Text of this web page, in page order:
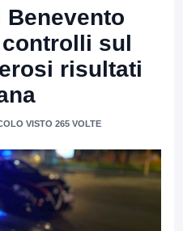
sul
risultati
VISTO 265 VOLTE